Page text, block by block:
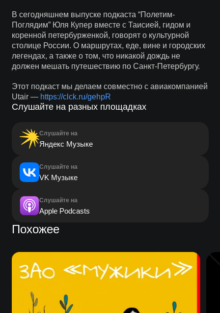
В сегодняшнем выпуске подкаста “Полетим-
Поглядим” Юля Купер вместе с Таисией, гидом и
коренной петербурженкой, говорят о культурной
столице России. О маршрутах, еде, вине и городских
легендах, а также о том, что никакой дождь не
должен мешать путешествию по Санкт-Петербургу.
Этот подкаст мы делаем совместно с авиакомпанией
Utair — https://clck.ru/gehpR
Слушайте на разных площадках
Слушайте на
Яндекс Музыке
Слушайте на
VK Музыке
Слушайте на
Apple Podcasts
Похожее